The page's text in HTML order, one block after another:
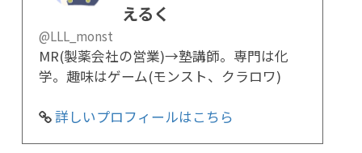
えるく
@LLL_monst
MR(製薬会社の営業)→塾講師。専門は化
学。趣味はゲーム(モンスト、クラロワ)
詳しいプロフィールはこちら